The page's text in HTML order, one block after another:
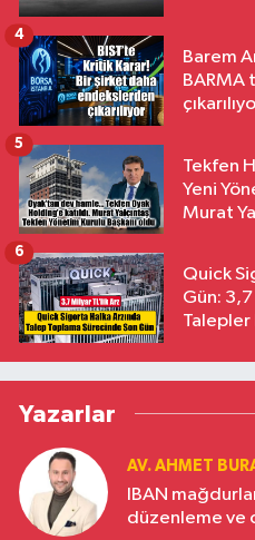
Barem
BARMA
4
Tekfen
Yeni
Murat
5
Quick
Gün: 3,7
Talepler
6
Yazarlar
AV. AHMET
IBAN
düzenleme ve